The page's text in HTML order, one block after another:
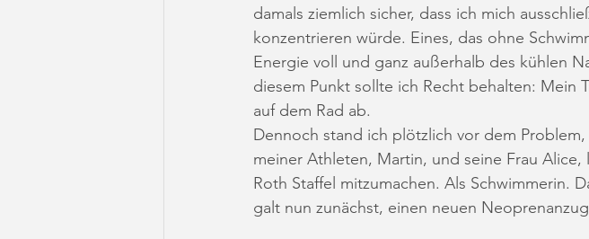
damals ziemlich sicher, dass ich mich
konzentrieren würde. Eines, das ohne
Energie voll und ganz außerhalb des kühlen
diesem Punkt sollte ich Recht behalten: Mein
auf dem Rad ab.
Dennoch stand ich plötzlich vor dem
meiner Athleten, Martin, und seine Frau
Roth Staffel mitzumachen. Als Schwimmerin.
galt nun zunächst, einen neuen